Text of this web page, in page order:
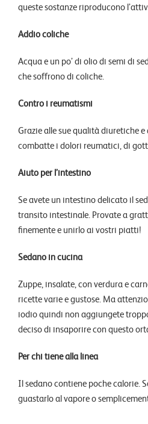
queste sostanze riproducono
Addio coliche
Acqua e un po’ di olio di semi di
che soffrono di coliche.
Contro i reumatismi
Grazie alle sue qualità diuretiche
combatte i dolori reumatici, di
Aiuto per l’intestino
Se avete un intestino delicato il
transito intestinale. Provate a
finemente e unirlo ai vostri piatti!
Sedano in cucina
Zuppe, insalate, con verdura e
ricette varie e gustose. Ma
iodio quindi non aggiungete
deciso di insaporire con questo
Per chi tiene alla linea
Il sedano contiene poche calorie.
guastarlo al vapore o